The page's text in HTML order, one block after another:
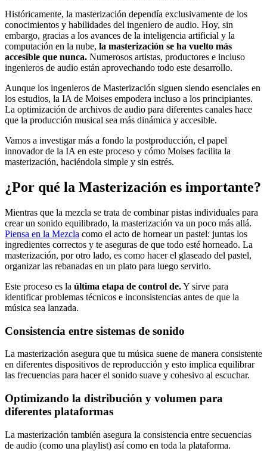
Históricamente, la masterización dependía exclusivamente de los
conocimientos y habilidades del ingeniero de audio. Hoy, sin
embargo, gracias a los avances de la inteligencia artificial y la
computación en la nube, la masterización se ha vuelto más
accesible que nunca. Numerosos artistas, productores e incluso
ingenieros de audio están aprovechando todo este desarrollo.
Aunque los ingenieros de Masterización siguen siendo esenciales en
los estudios, la IA de Moises empodera incluso a los principiantes.
La optimización de archivos de audio para diferentes canales hace
que la producción musical sea más dinámica y accesible.
Vamos a investigar más a fondo la postproducción, el papel
innovador de la IA en este proceso y cómo Moises facilita la
masterización, haciéndola simple y sin estrés.
¿Por qué la Masterización es importante?
Mientras que la mezcla se trata de combinar pistas individuales para
crear un sonido equilibrado, la masterización va un poco más allá.
Piensa en la Mezcla como el acto de hornear un pastel: juntas los
ingredientes correctos y te aseguras de que todo esté horneado. La
masterización, por otro lado, es como hacer el glaseado del pastel,
organizar las rebanadas en un plato para luego servirlo.
Este proceso es la última etapa de control de.Y sirve para
identificar problemas técnicos e inconsistencias antes de que la
música sea lanzada.
Consistencia entre sistemas de sonido
La masterización asegura que tu música suene de manera consistente
en diferentes dispositivos de reproducción y esto implica equilibrar
las frecuencias para hacer el sonido suave y cohesivo al escuchar.
Optimizando la distribución y volumen para
diferentes plataformas
La masterización también asegura la consistencia entre secuencias
de audio (como una playlist) así como en toda la plataforma.